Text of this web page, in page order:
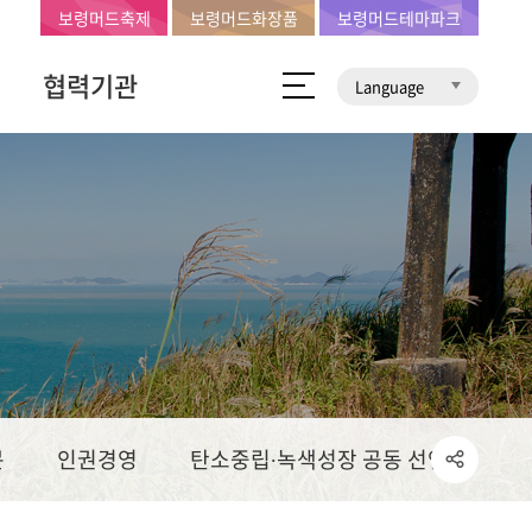
협력기관 Language
보령머드축제 보령머드화장품 보령머드테마파크
인권경영 탄소중립∙녹색성장 공동 선언문